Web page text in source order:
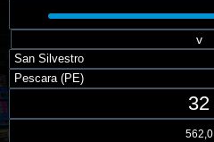
v
San Silvestro
Pescara (PE)
32
562,0